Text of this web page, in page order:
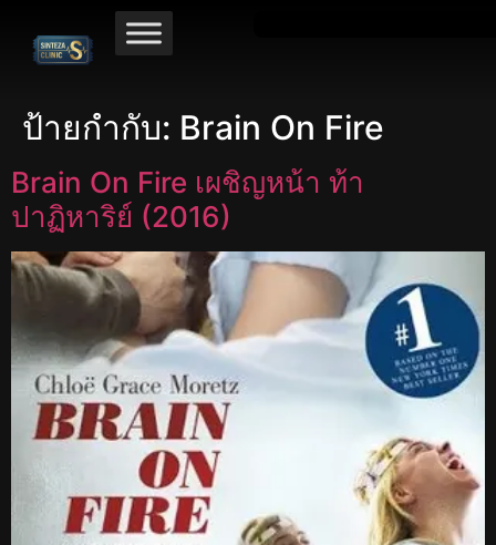
ป้ายกำกับ: Brain On Fire
Brain On Fire เผชิญหน้า ท้า
ปาฏิหาริย์ (2016)